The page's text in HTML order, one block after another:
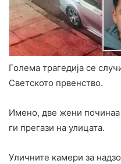
Голема трагедија се
Светското првенство.
Имено, две жени починаа
ги прегази на улицата.
Уличните камери за